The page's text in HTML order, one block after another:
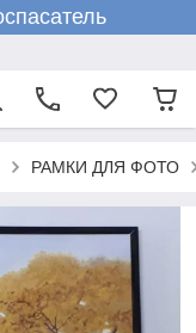
РАМКИ ДЛЯ ФОТО